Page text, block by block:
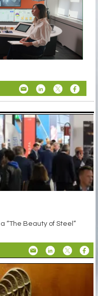
“The Beauty of Steel”